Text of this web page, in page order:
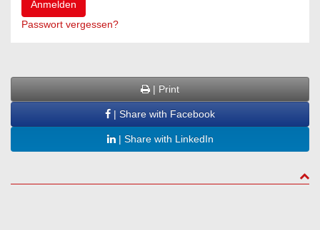
Passwort vergessen?
| Print
| Share with Facebook
| Share with LinkedIn
to